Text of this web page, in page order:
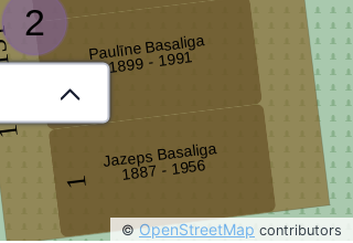
1
Jazeps Basaliga
1887 - 1956
Paulīne Basaliga
1899 - 1991
2
©OpenStreetMap contributors